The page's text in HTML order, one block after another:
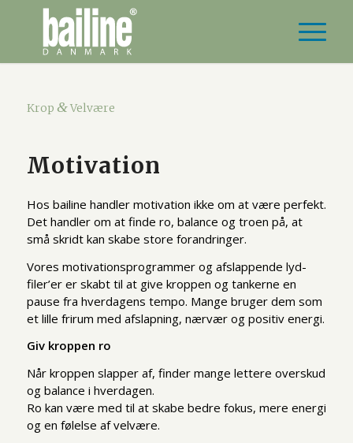
Krop &Velvære
Motivation
Hos bailine handler motivation ikke om at være perfekt.
Det handler om at finde ro, balance og troen på, at
små skridt kan skabe store forandringer.
Vores motivationsprogrammer og afslappende lyd-
filer’er er skabt til at give kroppen og tankerne en
pause fra hverdagens tempo. Mange bruger dem som
et lille frirum med afslapning, nærvær og positiv energi.
Giv kroppen ro
Når kroppen slapper af, finder mange lettere overskud
og balance i hverdagen.
Ro kan være med til at skabe bedre fokus, mere energi
og en følelse af velvære.